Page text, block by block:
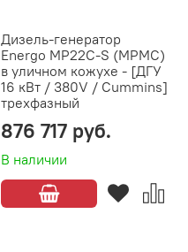
Дизель-генератор
Energo MP22C-S (MPMC)
в уличном кожухе - [ДГУ
16 кВт / 380V / Cummins]
трехфазный
В наличии
876 717 руб.